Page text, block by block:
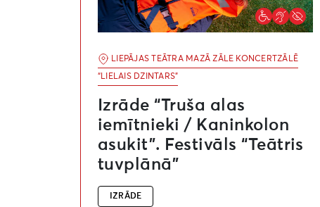
LIEPĀJAS TEĀTRA MAZĀ ZĀLE KONCERTZĀLĒ
“LIELAIS DZINTARS”
Izrāde “Truša alas
iemītnieki / Kaninkolon
asukit”. Festivāls “Teātris
tuvplānā”
IZRĀDE